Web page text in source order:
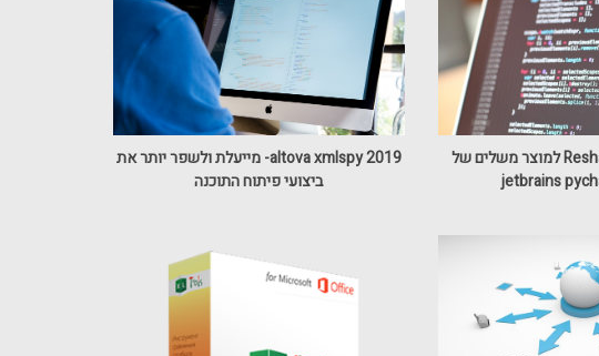
מה הופך את Resharper למוצר משלים של
altova xmlspy 2019- מייעלת ולשפר יותר את
ביצועי פיתוח התוכנה